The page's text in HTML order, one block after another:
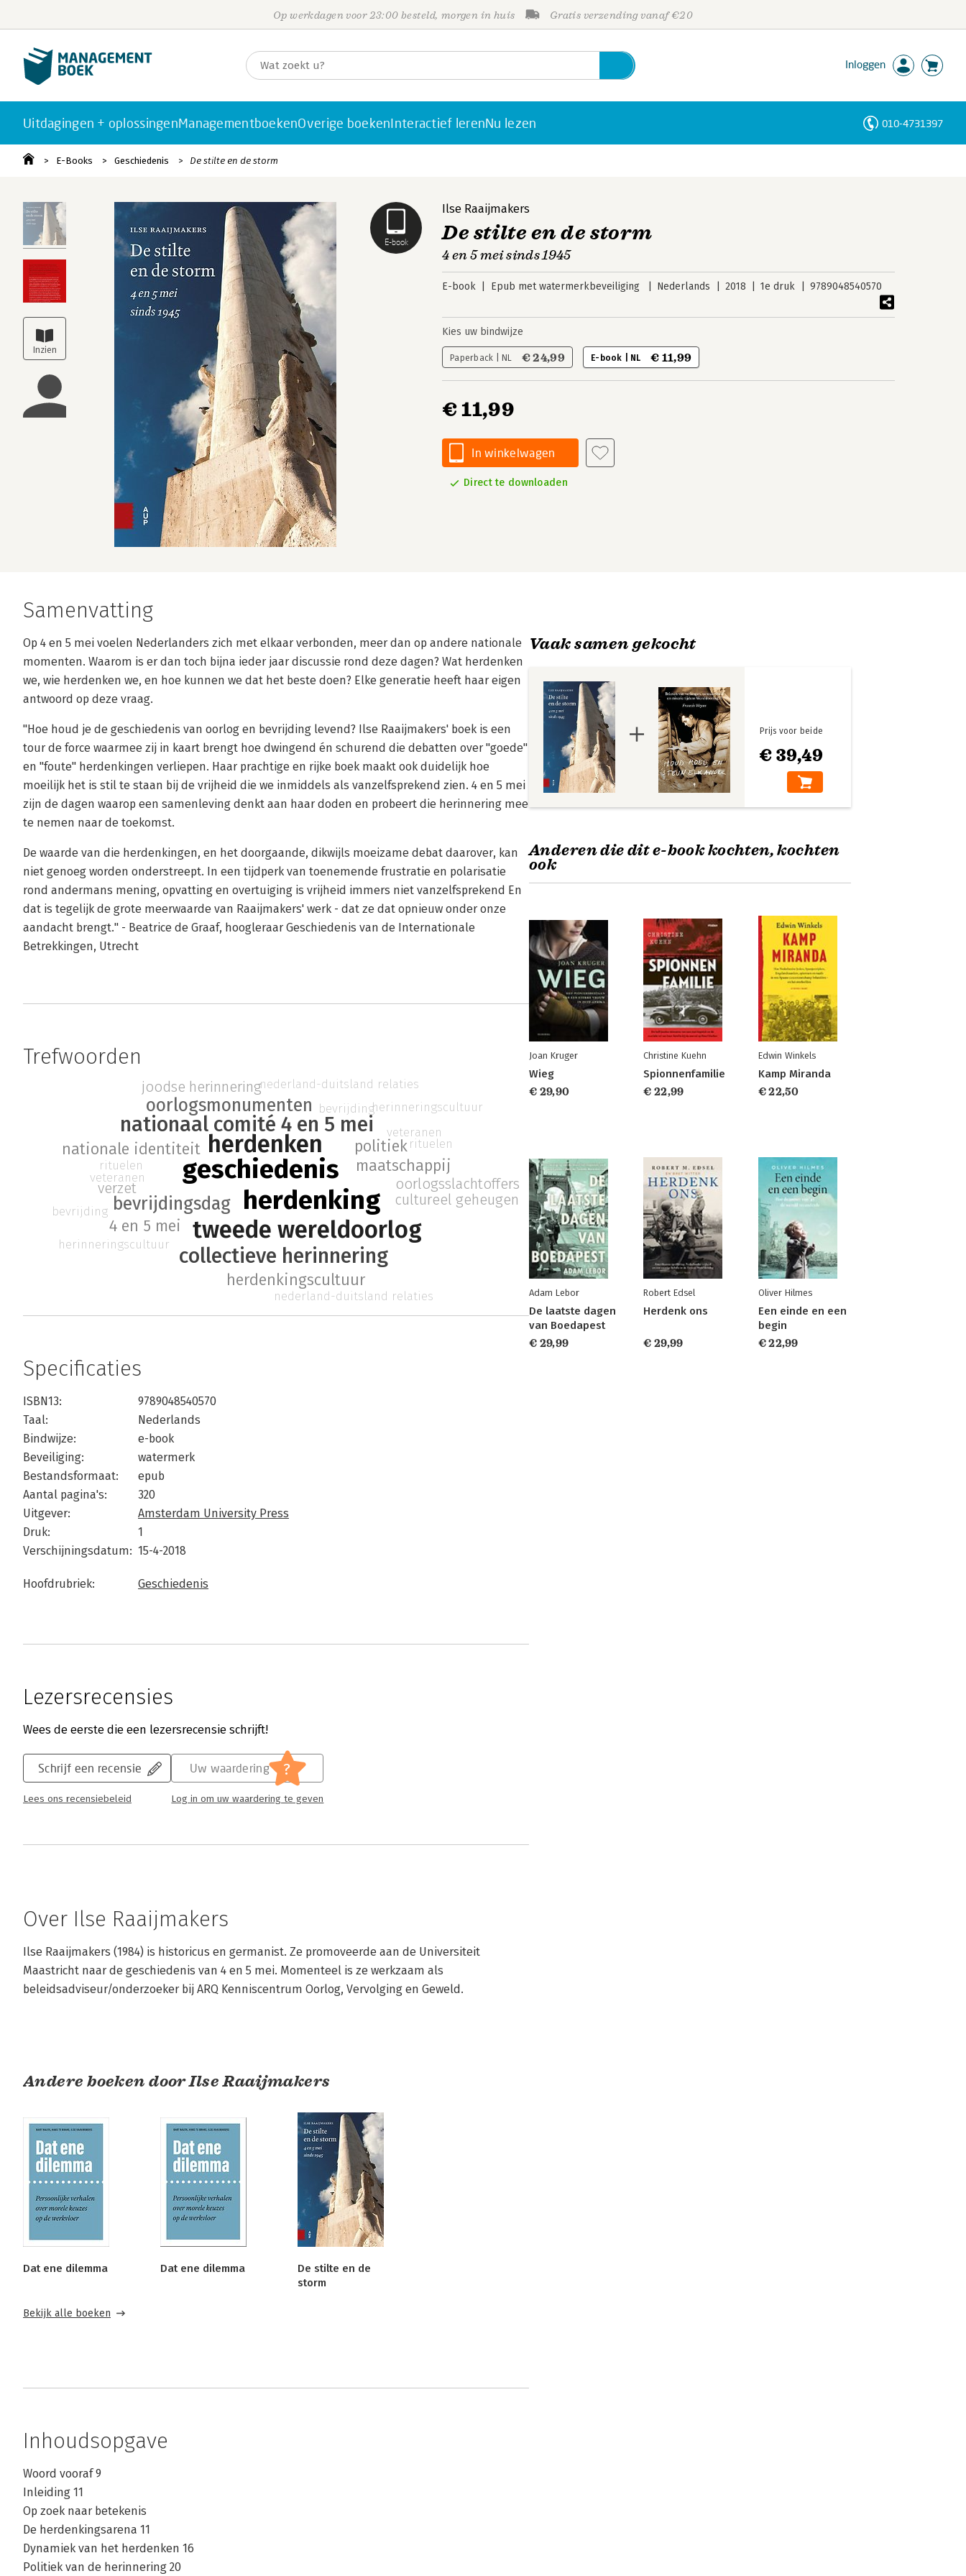
Op werkdagen voor 23:00 besteld, morgen in huis Gratis verzending vanaf €20
Inloggen
Uitdagingen + oplossingenManagementboekenOverige boekenInteractief lerenNu lezen 010-4731397
E-Books Geschiedenis De stilte en de storm
E-book
Ilse Raaijmakers
De stilte en de storm
4 en 5 mei sinds 1945
E-book Epub met watermerkbeveiliging Nederlands 2018 1e druk 9789048540570
Kies uw bindwijze
Paperback | NL € 24,99 E-book | NL € 11,99
€ 11,99
In winkelwagen
Direct te downloaden
Samenvatting
Op 4 en 5 mei voelen Nederlanders zich met elkaar verbonden, meer dan op andere nationale
momenten. Waarom is er dan toch bijna ieder jaar discussie rond deze dagen? Wat herdenken
we, wie herdenken we, en hoe kunnen we dat het beste doen? Elke generatie heeft haar eigen
antwoord op deze vraag.
"Hoe houd je de geschiedenis van oorlog en bevrijding levend? Ilse Raaijmakers' boek is een
tour de force waarmee zij in kaart brengt hoe dwingend én schurend die debatten over "goede"
en "foute" herdenkingen verliepen. Haar prachtige en rijke boek maakt ook duidelijk hoe
moeilijk het is stil te staan bij de vrijheid die we inmiddels als vanzelfsprekend zien. 4 en 5 mei
zijn de dagen waarop een samenleving denkt aan haar doden en probeert die herinnering mee
te nemen naar de toekomst.
De waarde van die herdenkingen, en het doorgaande, dikwijls moeizame debat daarover, kan
niet genoeg worden onderstreept. In een tijdperk van toenemende frustratie en polarisatie
rond andermans mening, opvatting en overtuiging is vrijheid immers niet vanzelfsprekend En
dat is tegelijk de grote meerwaarde van Raaijmakers' werk - dat ze dat opnieuw onder onze
aandacht brengt." - Beatrice de Graaf, hoogleraar Geschiedenis van de Internationale
Betrekkingen, Utrecht
Trefwoorden
geschiedenis
herdenking
herdenken
tweede wereldoorlog
nationaal comité 4 en 5 mei
collectieve herinnering
bevrijdingsdag
oorlogsmonumenten
politiek
maatschappij
4 en 5 mei
herdenkingscultuur
nationale identiteit
oorlogsslachtoffers
cultureel geheugen
verzet
joodse herinneringnederland-duitsland relaties
veteranen
rituelen
bevrijding
herinneringscultuur
nederland-duitsland relaties
veteranen
rituelen
bevrijding
herinneringscultuur
Specificaties
ISBN13:
9789048540570
Taal:
Nederlands
Bindwijze:
e-book
Beveiliging:
watermerk
Bestandsformaat:
epub
Aantal pagina's:
320
Uitgever:
Amsterdam University Press
Druk:
1
Verschijningsdatum: 15-4-2018
Hoofdrubriek: Geschiedenis
Lezersrecensies
Wees de eerste die een lezersrecensie schrijft!
Schrijf een recensie
Lees ons recensiebeleid
Uw waardering ?
Log in om uw waardering te geven
Over Ilse Raaijmakers
Ilse Raaijmakers (1984) is historicus en germanist. Ze promoveerde aan de Universiteit
Maastricht naar de geschiedenis van 4 en 5 mei. Momenteel is ze werkzaam als
beleidsadviseur/onderzoeker bij ARQ Kenniscentrum Oorlog, Vervolging en Geweld.
Andere boeken door Ilse Raaijmakers
Dat ene dilemma Dat ene dilemma
De stilte en de
storm
Bekijk alle boeken
Inhoudsopgave
Woord vooraf 9
Inleiding 11
Op zoek naar betekenis
De herdenkingsarena 11
Dynamiek van het herdenken 16
Politiek van de herinnering 20
Vaak samen gekocht
€ 39,49
Prijs voor beide
Anderen die dit e-book kochten, kochten
ook
Joan Kruger
Wieg
€ 29,90
Christine Kuehn
Spionnenfamilie
€ 22,99
Edwin Winkels
Kamp Miranda
€ 22,50
Adam Lebor
De laatste dagen
van Boedapest
€ 29,99
Robert Edsel
Herdenk ons
€ 29,99
Oliver Hilmes
Een einde en een
begin
€ 22,99
Personen